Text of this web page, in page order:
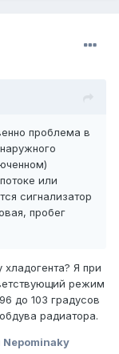
проблема в
или
сигнализатор
пробег
Я при
режим
до 103 градусов
радиатора.
Nepominaky